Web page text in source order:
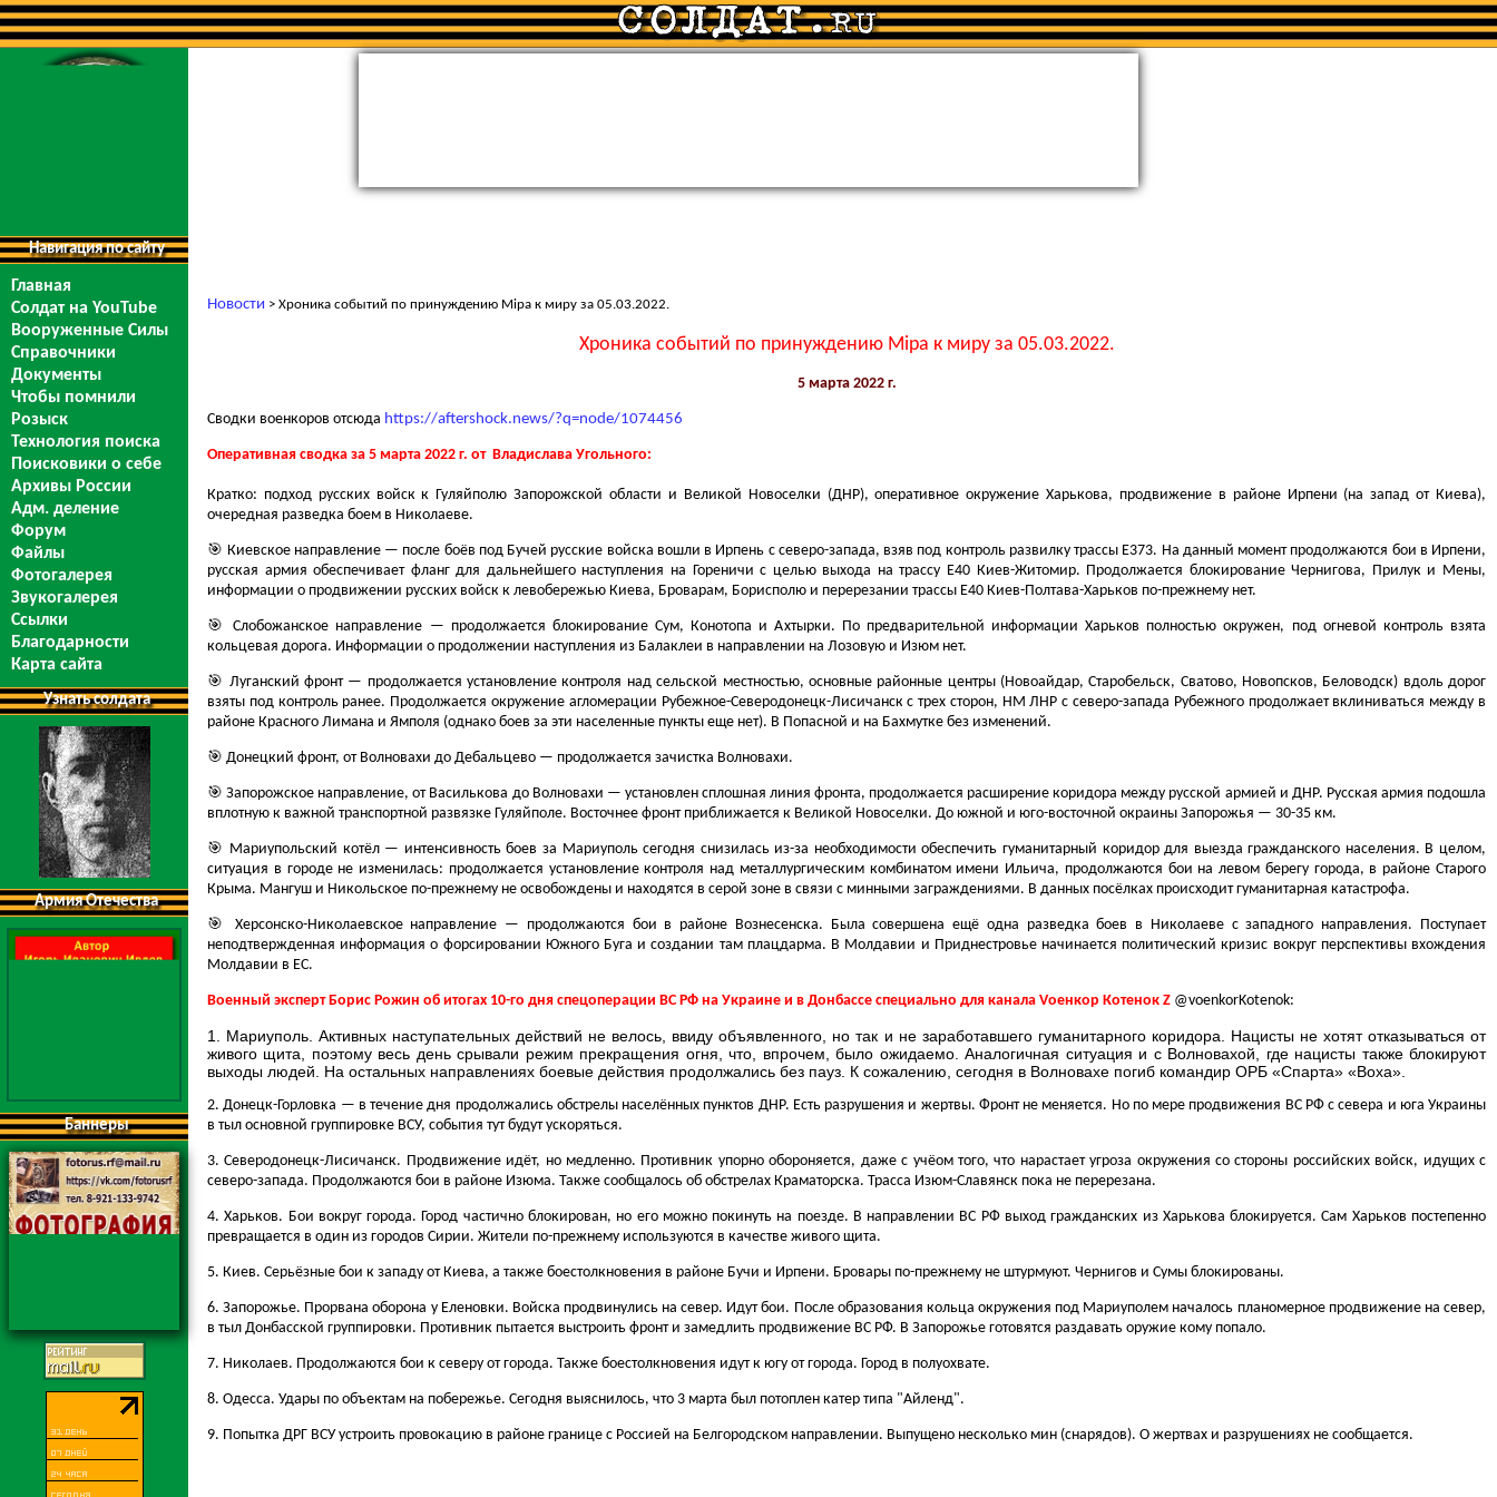
Навигация по сайту
Главная
Солдат на YouTube
Вооруженные Силы
Справочники
Документы
Чтобы помнили
Розыск
Технология поиска
Поисковики о себе
Архивы России
Адм. деление
Форум
Файлы
Фотогалерея
Звукогалерея
Ссылки
Благодарности
Карта сайта
Узнать солдата
Армия Отечества
Баннеры
Новости > Хроника событий по принуждению Мiра к миру за 05.03.2022.
Хроника событий по принуждению Мiра к миру за 05.03.2022.
5 марта 2022 г.
Сводки военкоров отсюда https://aftershock.news/?q=node/1074456
Оперативная сводка за 5 марта 2022 г. от Владислава Угольного:
Кратко: подход русских войск к Гуляйполю Запорожской области и Великой Новоселки (ДНР), оперативное окружение Харькова, продвижение в районе Ирпени (на запад от Киева),
очередная разведка боем в Николаеве.
🎯 Киевское направление — после боёв под Бучей русские войска вошли в Ирпень с северо-​запада, взяв под контроль развилку трассы Е373. На данный момент продолжаются бои в Ирпени,
русская армия обеспечивает фланг для дальнейшего наступления на Гореничи с целью выхода на трассу Е40 Киев-​Житомир. Продолжается блокирование Чернигова, Прилук и Мены,
информации о продвижении русских войск к левобережью Киева, Броварам, Борисполю и перерезании трассы Е40 Киев-​Полтава-Харьков по-​прежнему нет.
🎯 Слобожанское направление — продолжается блокирование Сум, Конотопа и Ахтырки. По предварительной информации Харьков полностью окружен, под огневой контроль взята
кольцевая дорога. Информации о продолжении наступления из Балаклеи в направлении на Лозовую и Изюм нет.
🎯 Луганский фронт — продолжается установление контроля над сельской местностью, основные районные центры (Новоайдар, Старобельск, Сватово, Новопсков, Беловодск) вдоль дорог
взяты под контроль ранее. Продолжается окружение агломерации Рубежное-​Северодонецк-Лисичанск с трех сторон, НМ ЛНР с северо-​запада Рубежного продолжает вклиниваться между в
районе Красного Лимана и Ямполя (однако боев за эти населенные пункты еще нет). В Попасной и на Бахмутке без изменений.
🎯 Донецкий фронт, от Волновахи до Дебальцево — продолжается зачистка Волновахи.
🎯 Запорожское направление, от Василькова до Волновахи — установлен сплошная линия фронта, продолжается расширение коридора между русской армией и ДНР. Русская армия подошла
вплотную к важной транспортной развязке Гуляйполе. Восточнее фронт приближается к Великой Новоселки. До южной и юго-​восточной окраины Запорожья — 30-35 км.
🎯 Мариупольский котёл — интенсивность боев за Мариуполь сегодня снизилась из-за необходимости обеспечить гуманитарный коридор для выезда гражданского населения. В целом,
ситуация в городе не изменилась: продолжается установление контроля над металлургическим комбинатом имени Ильича, продолжаются бои на левом берегу города, в районе Старого
Крыма. Мангуш и Никольское по-​прежнему не освобождены и находятся в серой зоне в связи с минными заграждениями. В данных посёлках происходит гуманитарная катастрофа.
🎯 Херсонско-​Николаевское направление — продолжаются бои в районе Вознесенска. Была совершена ещё одна разведка боев в Николаеве с западного направления. Поступает
неподтвержденная информация о форсировании Южного Буга и создании там плацдарма. В Молдавии и Приднестровье начинается политический кризис вокруг перспективы вхождения
Молдавии в ЕС.
Военный эксперт Борис Рожин об итогах 10-го дня спецоперации ВС РФ на Украине и в Донбассе специально для канала Vоенкор Котенок Z @voenkorKotenok:
1. Мариуполь. Активных наступательных действий не велось, ввиду объявленного, но так и не заработавшего гуманитарного коридора. Нацисты не хотят отказываться от
живого щита, поэтому весь день срывали режим прекращения огня, что, впрочем, было ожидаемо. Аналогичная ситуация и с Волновахой, где нацисты также блокируют
выходы людей. На остальных направлениях боевые действия продолжались без пауз. К сожалению, сегодня в Волновахе погиб командир ОРБ «Спарта» «Воха».
2. Донецк-Горловка — в течение дня продолжались обстрелы населённых пунктов ДНР. Есть разрушения и жертвы. Фронт не меняется. Но по мере продвижения ВС РФ с севера и юга Украины
в тыл основной группировке ВСУ, события тут будут ускоряться.
3. Северодонецк-Лисичанск. Продвижение идёт, но медленно. Противник упорно обороняется, даже с учёом того, что нарастает угроза окружения со стороны российских войск, идущих с
северо-запада. Продолжаются бои в районе Изюма. Также сообщалось об обстрелах Краматорска. Трасса Изюм-Славянск пока не перерезана.
4. Харьков. Бои вокруг города. Город частично блокирован, но его можно покинуть на поезде. В направлении ВС РФ выход гражданских из Харькова блокируется. Сам Харьков постепенно
превращается в один из городов Сирии. Жители по-прежнему используются в качестве живого щита.
5. Киев. Серьёзные бои к западу от Киева, а также боестолкновения в районе Бучи и Ирпени. Бровары по-прежнему не штурмуют. Чернигов и Сумы блокированы.
6. Запорожье. Прорвана оборона у Еленовки. Войска продвинулись на север. Идут бои. После образования кольца окружения под Мариуполем началось планомерное продвижение на север,
в тыл Донбасской группировки. Противник пытается выстроить фронт и замедлить продвижение ВС РФ. В Запорожье готовятся раздавать оружие кому попало.
7. Николаев. Продолжаются бои к северу от города. Также боестолкновения идут к югу от города. Город в полуохвате.
8. Одесса. Удары по объектам на побережье. Сегодня выяснилось, что 3 марта был потоплен катер типа "Айленд".
9. Попытка ДРГ ВСУ устроить провокацию в районе границе с Россией на Белгородском направлении. Выпущено несколько мин (снарядов). О жертвах и разрушениях не сообщается.